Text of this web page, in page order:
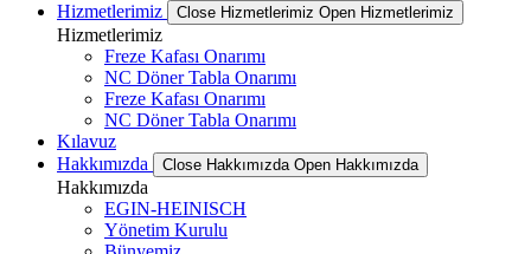
Hizmetlerimiz
Close Hizmetlerimiz Open Hizmetlerimiz
Hizmetlerimiz
Freze Kafası Onarımı
NC Döner Tabla Onarımı
Freze Kafası Onarımı
NC Döner Tabla Onarımı
Kılavuz
Hakkımızda
Close Hakkımızda Open Hakkımızda
Hakkımızda
EGIN-HEINISCH
Yönetim Kurulu